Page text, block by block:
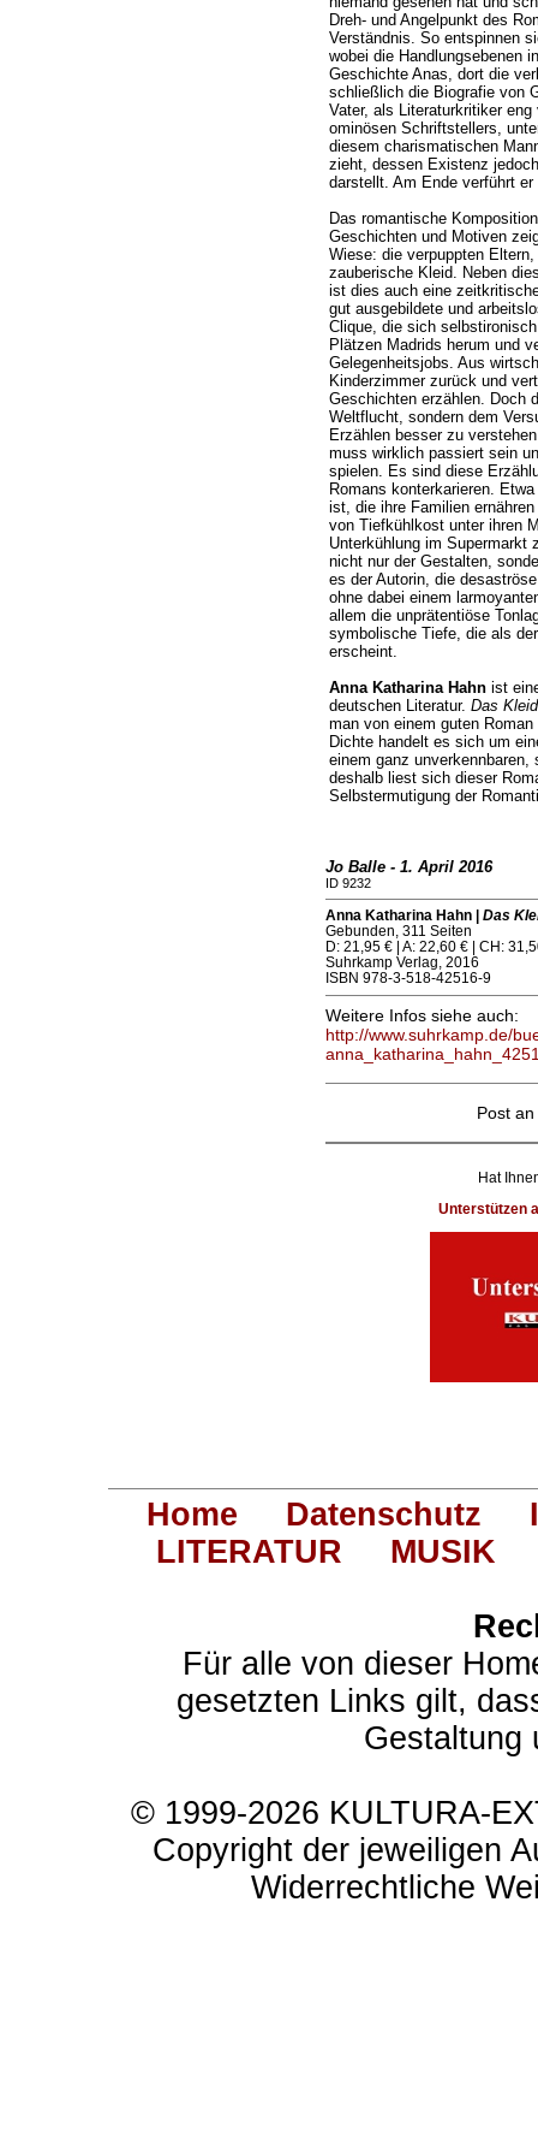
Dreh- und Angelpunkt des
Verständnis. So entspinnen
wobei die Handlungsebenen
Geschichte Anas, dort die
schließlich die Biografie von
Vater, als Literaturkritiker
ominösen Schriftstellers,
diesem charismatischen
zieht, dessen Existenz
darstellt. Am Ende verführt
Das romantische
Geschichten und Motiven
Wiese: die verpuppten
zauberische Kleid. Neben
ist dies auch eine
gut ausgebildete und
Clique, die sich
Plätzen Madrids herum und
Gelegenheitsjobs. Aus
Kinderzimmer zurück und
Geschichten erzählen. Doch
Weltflucht, sondern dem
Erzählen besser zu
muss wirklich passiert sein
spielen. Es sind diese
Romans konterkarieren.
ist, die ihre Familien
von Tiefkühlkost unter ihren
Unterkühlung im Supermarkt
nicht nur der Gestalten,
es der Autorin, die
ohne dabei einem
allem die unprätentiöse
symbolische Tiefe, die als
erscheint.
Anna Katharina Hahnist
deutschen Literatur. Das
man von einem guten
Dichte handelt es sich um
einem ganz
deshalb liest sich dieser
Selbstermutigung der
Jo Balle - 1. April 2016
ID 9232
Anna Katharina Hahn | Das
Gebunden, 311 Seiten
D: 21,95 € | A: 22,60 € | CH:
Suhrkamp Verlag, 2016
ISBN 978-3-518-42516-9
Weitere Infos siehe auch:
http://www.suhrkamp.de/
Post an
Hat
Unterstützen
Home Datenschutz
LITERATUR
MUSIK
Für alle von dieser
gesetzten Links gilt,
Gestaltung
© 1999-2026 KULTURA-
Copyright der jeweiligen
Widerrechtliche